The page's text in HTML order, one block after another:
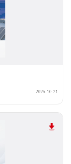
2025-10-21